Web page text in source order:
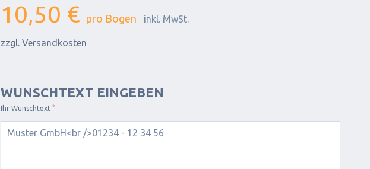
10,50 € pro Bogen inkl. MwSt.
zzgl. Versandkosten
WUNSCHTEXT EINGEBEN
Ihr Wunschtext *